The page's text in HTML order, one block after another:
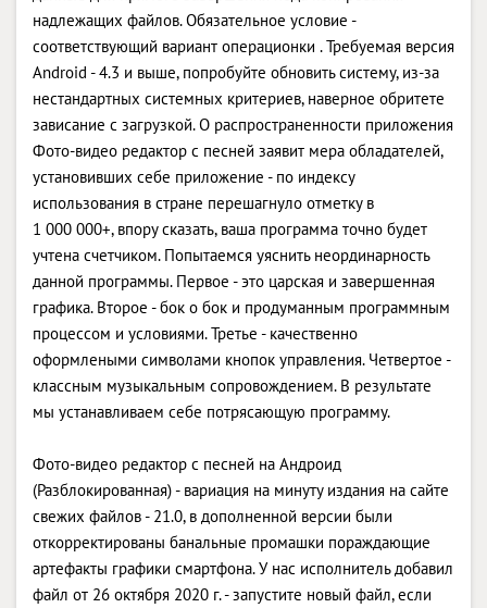
надлежащих файлов. Обязательное условие -
соответствующий вариант операционки . Требуемая версия
Android - 4.3 и выше, попробуйте обновить систему, из-за
нестандартных системных критериев, наверное обритете
зависание с загрузкой. О распространенности приложения
Фото-видео редактор с песней заявит мера обладателей,
установивших себе приложение - по индексу
использования в стране перешагнуло отметку в
1 000 000+, впору сказать, ваша программа точно будет
учтена счетчиком. Попытаемся уяснить неординарность
данной программы. Первое - это царская и завершенная
графика. Второе - бок о бок и продуманным программным
процессом и условиями. Третье - качественно
оформлеными символами кнопок управления. Четвертое -
классным музыкальным сопровождением. В результате
мы устанавливаем себе потрясающую программу.
Фото-видео редактор с песней на Андроид
(Разблокированная) - вариация на минуту издания на сайте
свежих файлов - 21.0, в дополненной версии были
откорректированы банальные промашки пораждающие
артефакты графики смартфона. У нас исполнитель добавил
файл от 26 октября 2020 г. - запустите новый файл, если